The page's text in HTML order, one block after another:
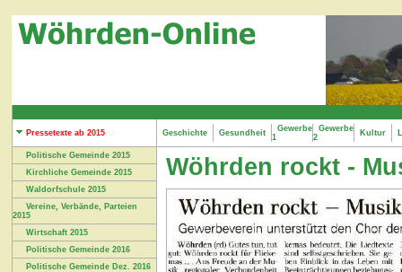
Pressetexte ab 2015 Geschichte Gesundheit
Gewerbe
1
Gewerbe
2
Kultur
Politische Gemeinde 2015
Kirchliche Gemeinde 2015
Waldorfschule 2015
Vereine, Verbände, Parteien
2015
Wirtschaft 2015
Politische Gemeinde 2016
Politische Gemeinde Dez. 2016
Wöhrden rockt -